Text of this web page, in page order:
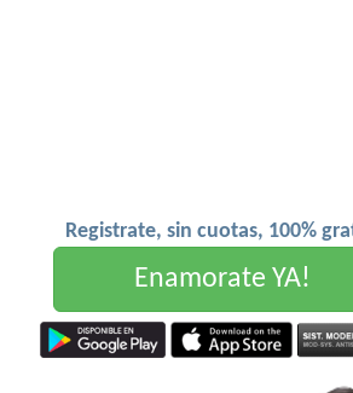
Registrate, sin cuotas, 100%
Enamorate YA!